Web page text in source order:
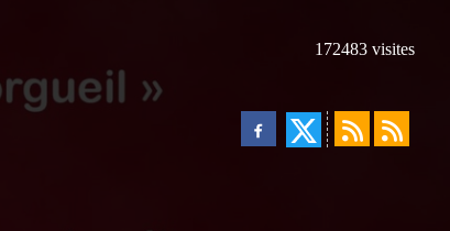
172483 visites